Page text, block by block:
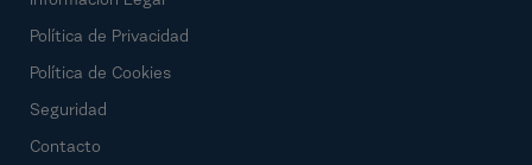
Política de Privacidad
Política de Cookies
Seguridad
Contacto